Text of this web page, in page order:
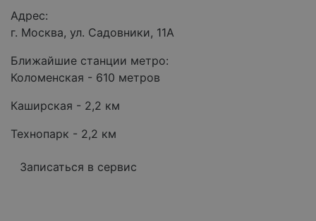
Адрес:
г. Москва, ул. Садовники, 11А
Ближайшие станции метро:
Коломенская - 610 метров
Каширская - 2,2 км
Технопарк - 2,2 км
Записаться в сервис